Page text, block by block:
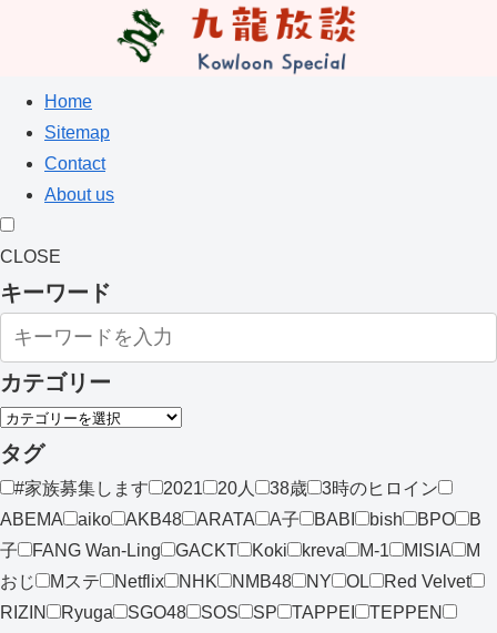
Home
Sitemap
Contact
About us
CLOSE
キーワード
カテゴリー
タグ
#家族募集します 2021 20人 38歳
3時のヒロイン
ABEMA
aiko AKB48 ARATA A子 BABI bish BPO
B
子
FANG Wan-Ling GACKT Koki kreva M-1 MISIA
M
おじ
Mステ Netflix NHK NMB48 NY OL
Red Velvet
RIZIN
Ryuga SGO48 SOS SP TAPPEI
TEPPEN